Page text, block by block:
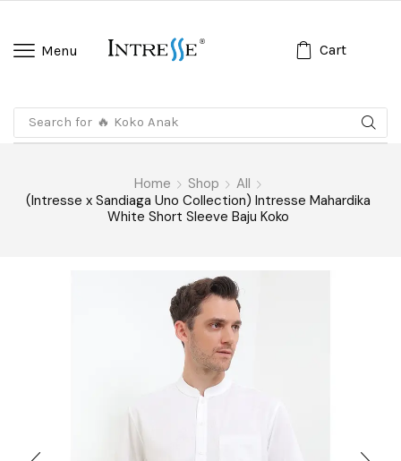
Menu Cart
Search for 🔥 Koko Anak
Home Shop
All
(Intresse x Sandiaga Uno Collection) Intresse Mahardika
White Short Sleeve Baju Koko